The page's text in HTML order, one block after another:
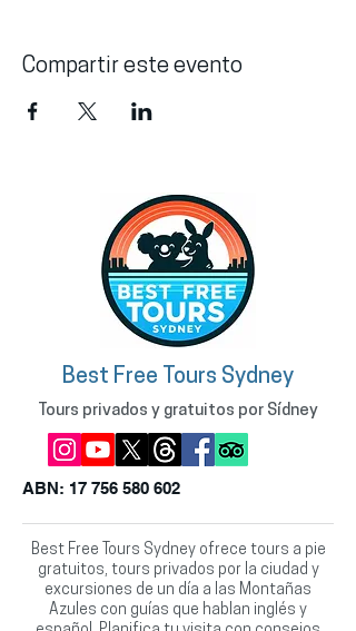
Compartir este evento
Best Free Tours Sydney
Tours privados y gratuitos por Sídney
ABN: 17 756 580 602
Best Free Tours Sydney ofrece tours a pie
gratuitos, tours privados por la ciudad y
excursiones de un día a las Montañas
Azules con guías que hablan inglés y